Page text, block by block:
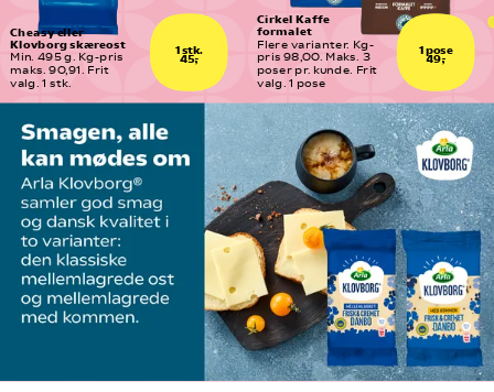
1 stk.
45,-
Cheasy eller
Klovborg skæreost
Min. 495 g. Kg-pris
maks. 90,91. Frit
valg. 1 stk.
1 pose
49,-
Cirkel Kaffe
formalet
Flere varianter. Kg-
pris 98,00. Maks. 3
poser pr. kunde. Frit
valg. 1 pose